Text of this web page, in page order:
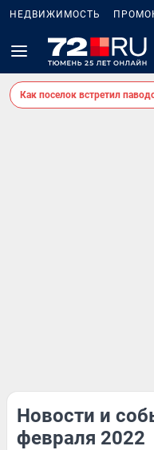
НЕДВИЖИМОСТЬ
Как поселок встретил
Новости и
февраля 2022